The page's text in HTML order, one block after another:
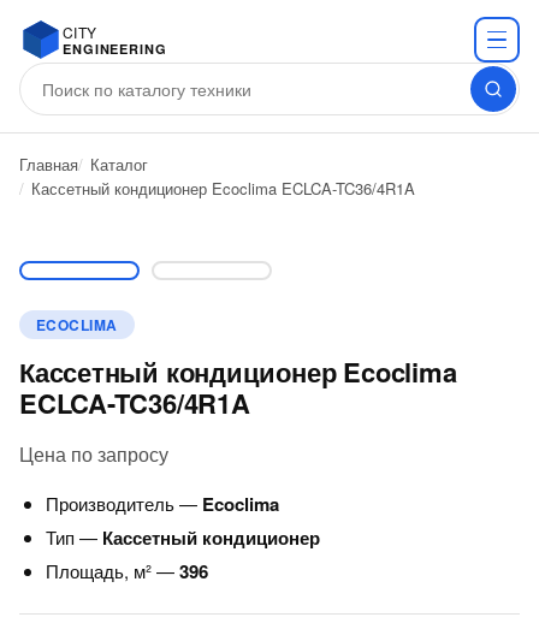
CITY
ENGINEERING
Главная Каталог
Кассетный кондиционер Ecoclima ECLCA-TC36/4R1A
ECOCLIMA
Кассетный кондиционер Ecoclima
ECLCA-TC36/4R1A
Цена по запросу
Производитель — Ecoclima
Тип — Кассетный кондиционер
Площадь, м² —396